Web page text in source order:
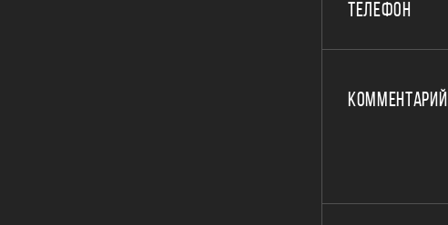
ТЕЛЕФОН
КОММЕНТАРИЙ